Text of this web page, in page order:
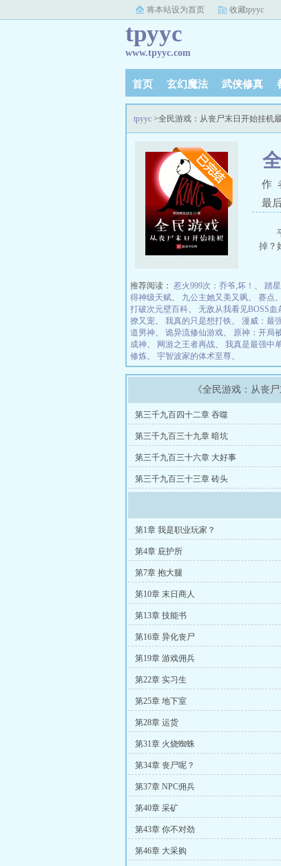
将本站设为首页 收藏tpyyc
tpyyc
www.tpyyc.com
首页 玄幻魔法 武侠修真
tpyyc >全民游戏：从丧尸末日开始挂机
作
最
掉？
推荐阅读： 惹火999次：乔爷,坏！ 、 踏
得神级天赋、 九公主她又美又飒、 赛点、
打破次元壁百科、 无敌从我看见BOSS血
撩又宠、 我真的只是想打铁、 漫威：最
道男神、 诡异流修仙游戏、 原神：开局
成神、 网游之王者再战、 我真是最强中
修炼、 宇智波家的体术至尊、
《全民游戏：从丧
第三千九百四十二章 吞噬
第三千九百三十九章 暗坑
第三千九百三十六章 大好事
第三千九百三十三章 砖头
第1章 我是职业玩家？
第4章 庇护所
第7章 抱大腿
第10章 末日商人
第13章 技能书
第16章 异化丧尸
第19章 游戏佣兵
第22章 实习生
第25章 地下室
第28章 运货
第31章 火烧蜘蛛
第34章 丧尸呢？
第37章 NPC佣兵
第40章 采矿
第43章 你不对劲
第46章 大采购